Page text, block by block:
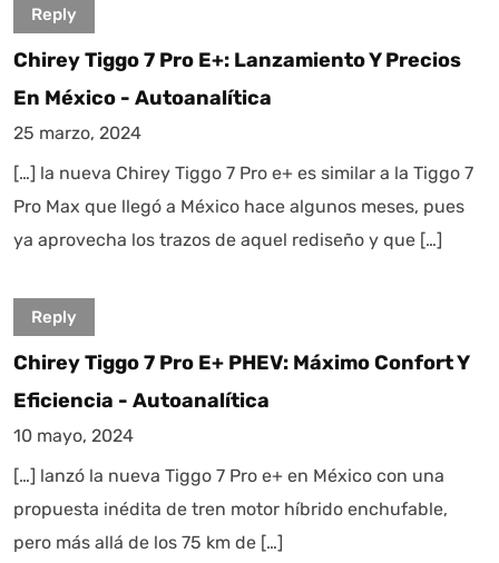
Reply
Chirey Tiggo 7 Pro E+: Lanzamiento Y Precios
En México - Autoanalítica
25 marzo, 2024
[…] la nueva Chirey Tiggo 7 Pro e+ es similar a la Tiggo 7
Pro Max que llegó a México hace algunos meses, pues
ya aprovecha los trazos de aquel rediseño y que […]
Reply
Chirey Tiggo 7 Pro E+ PHEV: Máximo Confort Y
Eficiencia - Autoanalítica
10 mayo, 2024
[…] lanzó la nueva Tiggo 7 Pro e+ en México con una
propuesta inédita de tren motor híbrido enchufable,
pero más allá de los 75 km de […]